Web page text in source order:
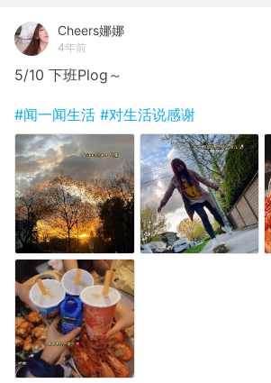
Cheers娜娜
4年前
5/10 下班Plog～
#闻一闻生活 #对生活说感谢